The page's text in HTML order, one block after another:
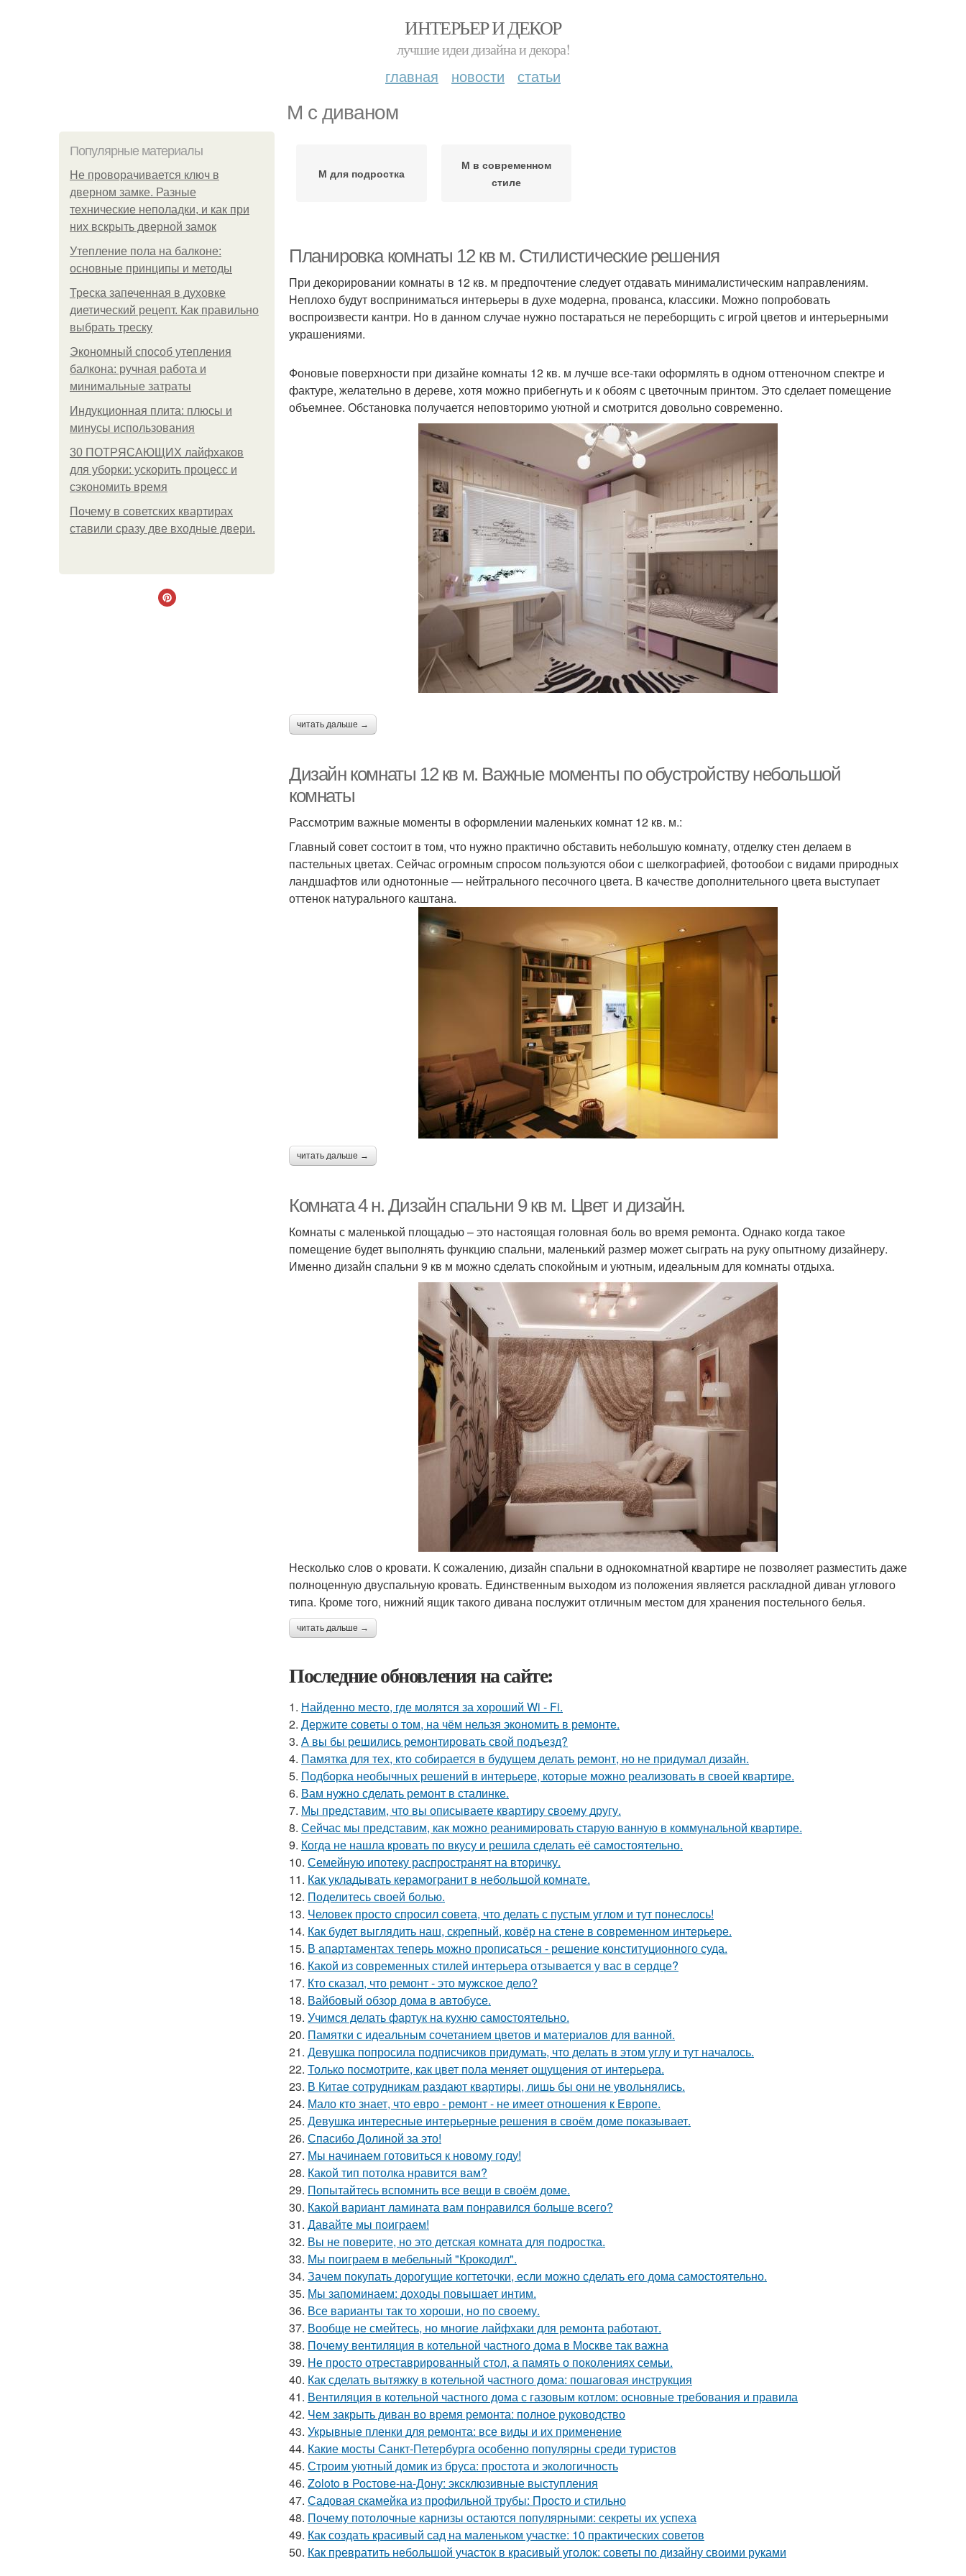
ИНТЕРЬЕР И ДЕКОР
лучшие идеи дизайна и декора!
главная новости статьи
М с диваном
Популярные материалы
Не проворачивается ключ в
дверном замке. Разные
технические неполадки, и как при
них вскрыть дверной замок
Утепление пола на балконе:
основные принципы и методы
Треска запеченная в духовке
диетический рецепт. Как правильно
выбрать треску
Экономный способ утепления
балкона: ручная работа и
минимальные затраты
Индукционная плита: плюсы и
минусы использования
30 ПОТРЯСАЮЩИХ лайфхаков
для уборки: ускорить процесс и
сэкономить время
Почему в советских квартирах
ставили сразу две входные двери.
М для подростка
М в современном
стиле
Планировка комнаты 12 кв м. Стилистические решения
При декорировании комнаты в 12 кв. м предпочтение следует отдавать минималистическим направлениям.
Неплохо будут восприниматься интерьеры в духе модерна, прованса, классики. Можно попробовать
воспроизвести кантри. Но в данном случае нужно постараться не переборщить с игрой цветов и интерьерными
украшениями.
Фоновые поверхности при дизайне комнаты 12 кв. м лучше все-таки оформлять в одном оттеночном спектре и
фактуре, желательно в дереве, хотя можно прибегнуть и к обоям с цветочным принтом. Это сделает помещение
объемнее. Обстановка получается неповторимо уютной и смотрится довольно современно.
читать дальше →
Дизайн комнаты 12 кв м. Важные моменты по обустройству небольшой
комнаты
Рассмотрим важные моменты в оформлении маленьких комнат 12 кв. м.:
Главный совет состоит в том, что нужно практично обставить небольшую комнату, отделку стен делаем в
пастельных цветах. Сейчас огромным спросом пользуются обои с шелкографией, фотообои с видами природных
ландшафтов или однотонные — нейтрального песочного цвета. В качестве дополнительного цвета выступает
оттенок натурального каштана.
читать дальше →
Комната 4 н. Дизайн спальни 9 кв м. Цвет и дизайн.
Комнаты с маленькой площадью – это настоящая головная боль во время ремонта. Однако когда такое
помещение будет выполнять функцию спальни, маленький размер может сыграть на руку опытному дизайнеру.
Именно дизайн спальни 9 кв м можно сделать спокойным и уютным, идеальным для комнаты отдыха.
Несколько слов о кровати. К сожалению, дизайн спальни в однокомнатной квартире не позволяет разместить даже
полноценную двуспальную кровать. Единственным выходом из положения является раскладной диван углового
типа. Кроме того, нижний ящик такого дивана послужит отличным местом для хранения постельного белья.
читать дальше →
Последние обновления на сайте:
1. Найденно место, где молятся за хороший Wi - Fi.
2. Держите советы о том, на чём нельзя экономить в ремонте.
3. А вы бы решились ремонтировать свой подъезд?
4. Памятка для тех, кто собирается в будущем делать ремонт, но не придумал дизайн.
5. Подборка необычных решений в интерьере, которые можно реализовать в своей квартире.
6. Вам нужно сделать ремонт в сталинке.
7. Мы представим, что вы описываете квартиру своему другу.
8. Сейчас мы представим, как можно реанимировать старую ванную в коммунальной квартире.
9. Когда не нашла кровать по вкусу и решила сделать её самостоятельно.
10. Семейную ипотеку распространят на вторичку.
11. Как укладывать керамогранит в небольшой комнате.
12. Поделитесь своей болью.
13. Человек просто спросил совета, что делать с пустым углом и тут понеслось!
14. Как будет выглядить наш, скрепный, ковёр на стене в современном интерьере.
15. В апартаментах теперь можно прописаться - решение конституционного суда.
16. Какой из современных стилей интерьера отзывается у вас в сердце?
17. Кто сказал, что ремонт - это мужское дело?
18. Вайбовый обзор дома в автобусе.
19. Учимся делать фартук на кухню самостоятельно.
20. Памятки с идеальным сочетанием цветов и материалов для ванной.
21. Девушка попросила подписчиков придумать, что делать в этом углу и тут началось.
22. Только посмотрите, как цвет пола меняет ощущения от интерьера.
23. В Китае сотрудникам раздают квартиры, лишь бы они не увольнялись.
24. Мало кто знает, что евро - ремонт - не имеет отношения к Европе.
25. Девушка интересные интерьерные решения в своём доме показывает.
26. Спасибо Долиной за это!
27. Мы начинаем готовиться к новому году!
28. Какой тип потолка нравится вам?
29. Попытайтесь вспомнить все вещи в своём доме.
30. Какой вариант ламината вам понравился больше всего?
31. Давайте мы поиграем!
32. Вы не поверите, но это детская комната для подростка.
33. Мы поиграем в мебельный "Крокодил".
34. Зачем покупать дорогущие когтеточки, если можно сделать его дома самостоятельно.
35. Мы запоминаем: доходы повышает интим.
36. Все варианты так то хороши, но по своему.
37. Вообще не смейтесь, но многие лайфхаки для ремонта работают.
38. Почему вентиляция в котельной частного дома в Москве так важна
39. Не просто отреставрированный стол, а память о поколениях семьи.
40. Как сделать вытяжку в котельной частного дома: пошаговая инструкция
41. Вентиляция в котельной частного дома с газовым котлом: основные требования и правила
42. Чем закрыть диван во время ремонта: полное руководство
43. Укрывные пленки для ремонта: все виды и их применение
44. Какие мосты Санкт-Петербурга особенно популярны среди туристов
45. Строим уютный домик из бруса: простота и экологичность
46. Zoloto в Ростове-на-Дону: эксклюзивные выступления
47. Садовая скамейка из профильной трубы: Просто и стильно
48. Почему потолочные карнизы остаются популярными: секреты их успеха
49. Как создать красивый сад на маленьком участке: 10 практических советов
50. Как превратить небольшой участок в красивый уголок: советы по дизайну своими руками